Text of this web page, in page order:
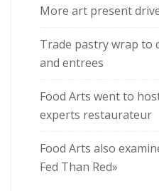
More art present
Trade pastry wrap to
and entrees
Food Arts went to
experts restaurateur
Food Arts also
Fed Than Red»